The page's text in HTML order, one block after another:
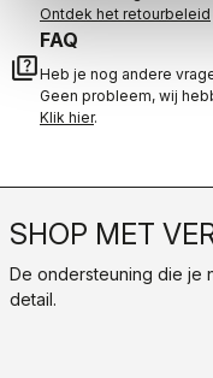
Ontdek het retourbeleid
quiz
FAQ
Heb je nog andere
Geen probleem, wij
Klik hier.
SHOP MET
De ondersteuning die je
detail.